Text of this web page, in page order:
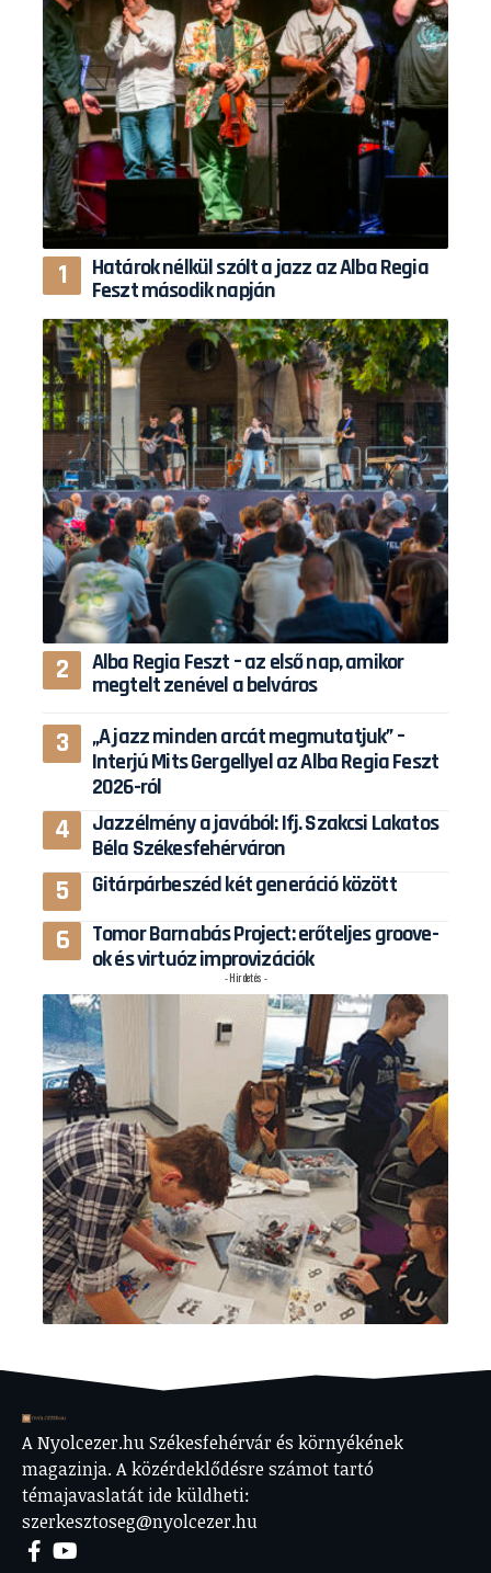
Határok nélkül szólt a jazz az Alba Regia
Feszt második napján
Alba Regia Feszt – az első nap, amikor
megtelt zenével a belváros
„A jazz minden arcát megmutatjuk” –
Interjú Mits Gergellyel az Alba Regia Feszt
2026-ról
Jazzélmény a javából: Ifj. Szakcsi Lakatos
Béla Székesfehérváron
Gitárpárbeszéd két generáció között
Tomor Barnabás Project: erőteljes groove-
ok és virtuóz improvizációk
- Hirdetés -
A Nyolcezer.hu Székesfehérvár és környékének
magazinja. A közérdeklődésre számot tartó
témajavaslatát ide küldheti:
szerkesztoseg@nyolcezer.hu